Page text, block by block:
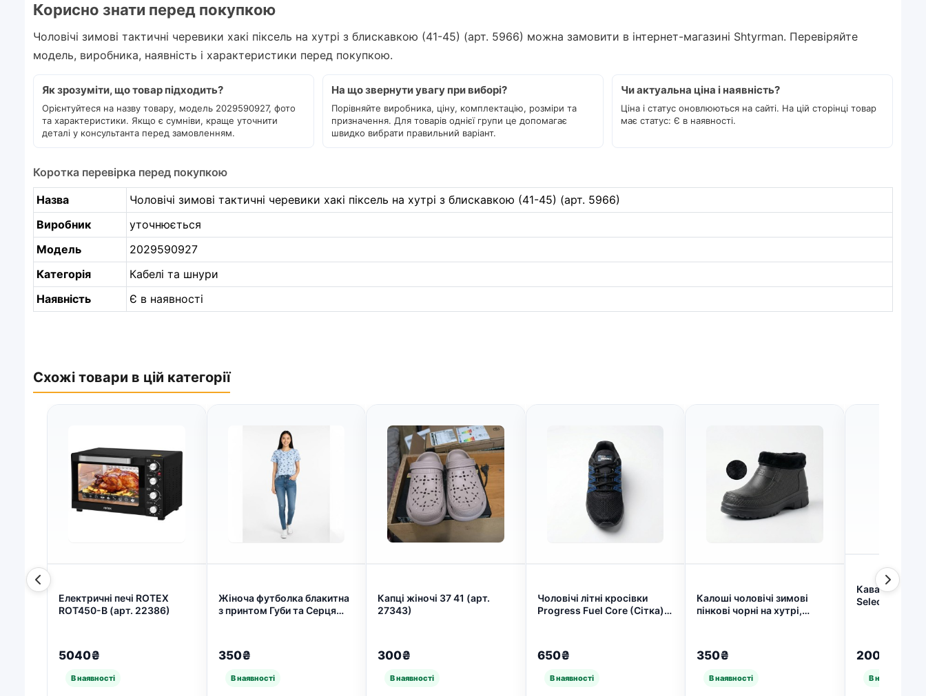
Корисно знати перед покупкою
Чоловічі зимові тактичні черевики хакі піксель на хутрі з блискавкою (41-45) (арт. 5966) можна замовити в інтернет-магазині Shtyrman. Перевіряйте
модель, виробника, наявність і характеристики перед покупкою.
Як зрозуміти, що товар підходить?
Орієнтуйтеся на назву товару, модель 2029590927, фото
та характеристики. Якщо є сумніви, краще уточнити
деталі у консультанта перед замовленням.
На що звернути увагу при виборі?
Порівняйте виробника, ціну, комплектацію, розміри та
призначення. Для товарів однієї групи це допомагає
швидко вибрати правильний варіант.
Чи актуальна ціна і наявність?
Ціна і статус оновлюються на сайті. На цій сторінці товар
має статус: Є в наявності.
Коротка перевірка перед покупкою
Назва
Чоловічі зимові тактичні черевики хакі піксель на хутрі з блискавкою (41-45) (арт. 5966)
Виробник
уточнюється
Модель
2029590927
Категорія
Кабелі та шнури
Наявність
Є в наявності
Схожі товари в цій категорії
Електричні печі ROTEX
ROT450-B (арт. 22386)
5040₴
Жіноча футболка блакитна
з принтом Губи та Серця
350₴
Капці жіночі 37 41 (арт.
27343)
300₴
Чоловічі літні кросівки
Progress Fuel Core (Сітка).
650₴
Калоші чоловічі зимові
пінкові чорні на хутрі,
350₴
Кава
Selection 50 г
200₴